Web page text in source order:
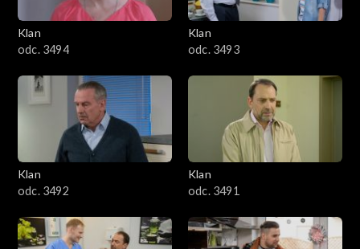
3401–3500
3201–3300
3101–3200
3001–3100
2901–3000
Klan
odc. 3494
Klan
odc. 3493
Klan
odc. 3492
Klan
odc. 3491